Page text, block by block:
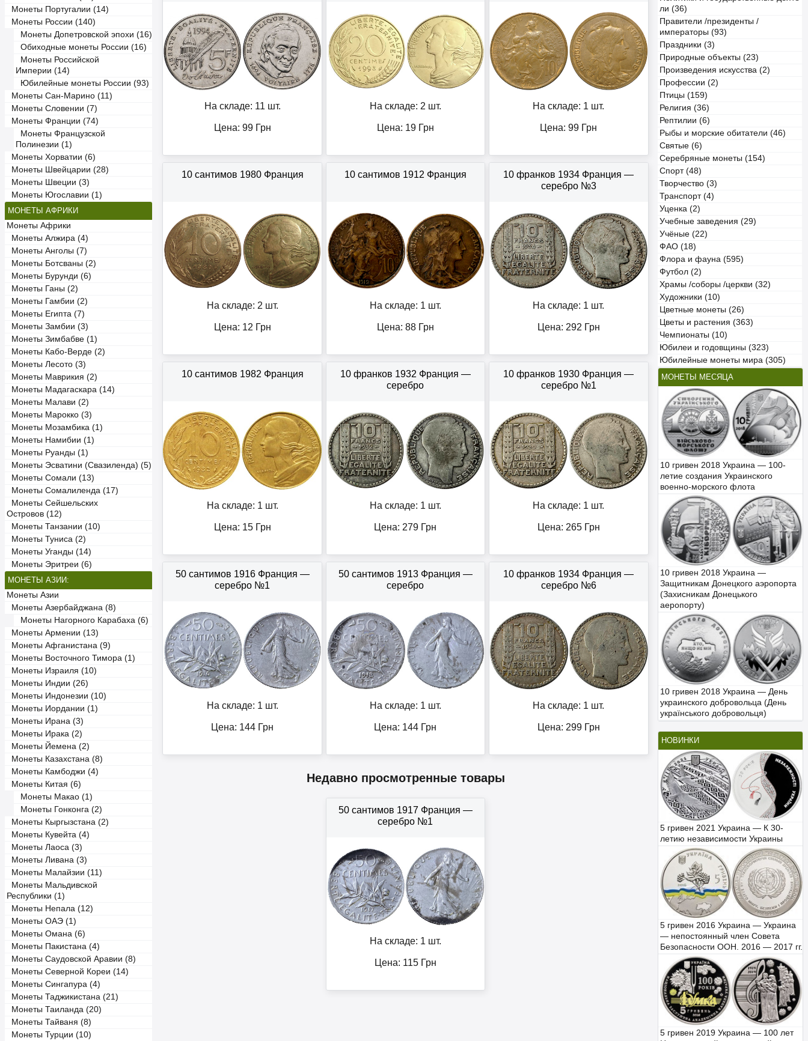
Монеты Португалии (14)
Монеты России (140)
Монеты Допетровской эпохи (16)
Обиходные монеты России (16)
Монеты Российской
Империи (14)
Юбилейные монеты России (93)
Монеты Сан-Марино (11)
Монеты Словении (7)
Монеты Франции (74)
Монеты Французской
Полинезии (1)
Монеты Хорватии (6)
Монеты Швейцарии (28)
Монеты Швеции (3)
Монеты Югославии (1)
МОНЕТЫ АФРИКИ
Монеты Африки
Монеты Алжира (4)
Монеты Анголы (7)
Монеты Ботсваны (2)
Монеты Бурунди (6)
Монеты Ганы (2)
Монеты Гамбии (2)
Монеты Египта (7)
Монеты Замбии (3)
Монеты Зимбабве (1)
Монеты Кабо-Верде (2)
Монеты Лесото (3)
Монеты Маврикия (2)
Монеты Мадагаскара (14)
Монеты Малави (2)
Монеты Марокко (3)
Монеты Мозамбика (1)
Монеты Намибии (1)
Монеты Руанды (1)
Монеты Эсватини (Свазиленда) (5)
Монеты Сомали (13)
Монеты Сомалиленда (17)
Монеты Сейшельских
Островов (12)
Монеты Танзании (10)
Монеты Туниса (2)
Монеты Уганды (14)
Монеты Эритреи (6)
МОНЕТЫ АЗИИ:
Монеты Азии
Монеты Азербайджана (8)
Монеты Нагорного Карабаха (6)
Монеты Армении (13)
Монеты Афганистана (9)
Монеты Восточного Тимора (1)
Монеты Израиля (10)
Монеты Индии (26)
Монеты Индонезии (10)
Монеты Иордании (1)
Монеты Ирана (3)
Монеты Ирака (2)
Монеты Йемена (2)
Монеты Казахстана (8)
Монеты Камбоджи (4)
Монеты Китая (6)
Монеты Макао (1)
Монеты Гонконга (2)
Монеты Кыргызстана (2)
Монеты Кувейта (4)
Монеты Лаоса (3)
Монеты Ливана (3)
Монеты Малайзии (11)
Монеты Мальдивской
Республики (1)
Монеты Непала (12)
Монеты ОАЭ (1)
Монеты Омана (6)
Монеты Пакистана (4)
Монеты Саудовской Аравии (8)
Монеты Северной Кореи (14)
Монеты Сингапура (4)
Монеты Таджикистана (21)
Монеты Таиланда (20)
Монеты Тайваня (8)
Монеты Турции (10)
ли (36)
Правители /президенты /
императоры (93)
Праздники (3)
Природные объекты (23)
Произведения искусства (2)
Профессии (2)
Птицы (159)
Религия (36)
Рептилии (6)
Рыбы и морские обитатели (46)
Святые (6)
Серебряные монеты (154)
Спорт (48)
Творчество (3)
Транспорт (4)
Уценка (2)
Учебные заведения (29)
Учёные (22)
ФАО (18)
Флора и фауна (595)
Футбол (2)
Храмы /соборы /церкви (32)
Художники (10)
Цветные монеты (26)
Цветы и растения (363)
Чемпионаты (10)
Юбилеи и годовщины (323)
Юбилейные монеты мира (305)
МОНЕТЫ МЕСЯЦА
10 гривен 2018 Украина — 100-
летие создания Украинского
военно-морского флота
10 гривен 2018 Украина —
Защитникам Донецкого аэропорта
(Захисникам Донецького
аеропорту)
10 гривен 2018 Украина — День
украинского добровольца (День
українського добровольця)
НОВИНКИ
5 гривен 2021 Украина — К 30-
летию независимости Украины
5 гривен 2016 Украина — Украина
— непостоянный член Совета
Безопасности ООН. 2016 — 2017 гг.
5 гривен 2019 Украина — 100 лет
На складе: 11 шт.
Цена: 99Грн
На складе: 2 шт.
Цена: 19Грн
На складе: 1 шт.
Цена:99 Грн
10 сантимов 1980 Франция
На складе: 2 шт.
Цена: 12 Грн
10 сантимов 1912 Франция
На складе: 1 шт.
Цена: 88Грн
10 франков 1934 Франция —
серебро №3
На складе: 1 шт.
Цена: 292 Грн
10 сантимов 1982 Франция
На складе: 1 шт.
Цена: 15Грн
10 франков 1932 Франция —
серебро
На складе: 1 шт.
Цена: 279 Грн
10 франков 1930 Франция —
серебро №1
На складе: 1 шт.
Цена: 265Грн
50 сантимов 1916 Франция —
серебро №1
На складе: 1 шт.
Цена: 144 Грн
50 сантимов 1913 Франция —
серебро
На складе: 1 шт.
Цена: 144 Грн
10 франков 1934 Франция —
серебро №6
На складе: 1 шт.
Цена: 299Грн
Недавно просмотренные товары
50 сантимов 1917 Франция —
серебро №1
На складе: 1 шт.
Цена: 115Грн